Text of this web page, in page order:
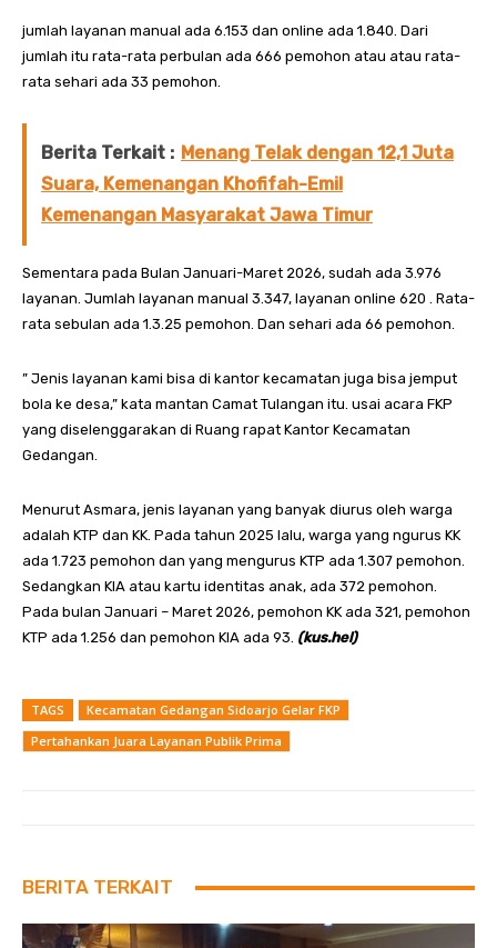
jumlah layanan manual ada 6.153 dan online ada 1.840. Dari
jumlah itu rata-rata perbulan ada 666 pemohon atau atau rata-
rata sehari ada 33 pemohon.
Berita Terkait : Menang Telak dengan 12,1 Juta
Suara, Kemenangan Khofifah-Emil
Kemenangan Masyarakat Jawa Timur
Sementara pada Bulan Januari-Maret 2026, sudah ada 3.976
layanan. Jumlah layanan manual 3.347, layanan online 620 . Rata-
rata sebulan ada 1.3.25 pemohon. Dan sehari ada 66 pemohon.
” Jenis layanan kami bisa di kantor kecamatan juga bisa jemput
bola ke desa,” kata mantan Camat Tulangan itu. usai acara FKP
yang diselenggarakan di Ruang rapat Kantor Kecamatan
Gedangan.
Menurut Asmara, jenis layanan yang banyak diurus oleh warga
adalah KTP dan KK. Pada tahun 2025 lalu, warga yang ngurus KK
ada 1.723 pemohon dan yang mengurus KTP ada 1.307 pemohon.
Sedangkan KIA atau kartu identitas anak, ada 372 pemohon.
Pada bulan Januari – Maret 2026, pemohon KK ada 321, pemohon
KTP ada 1.256 dan pemohon KIA ada 93. (kus.hel)
TAGS
Kecamatan Gedangan Sidoarjo Gelar FKP
Pertahankan Juara Layanan Publik Prima
BERITA TERKAIT